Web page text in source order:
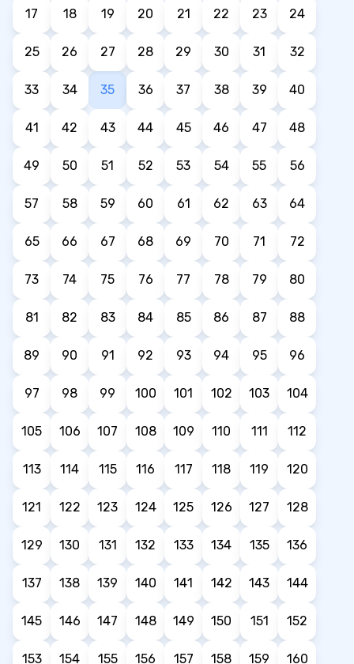
17 18 19 20 21 22 23 24
25 26 27 28 29 30 31 32
33 34 35 36 37 38 39 40
41 42 43 44 45 46 47 48
49 50 51 52 53 54 55 56
57 58 59 60 61 62 63 64
65 66 67 68 69 70 71 72
73 74 75 76 77 78 79 80
81 82 83 84 85 86 87 88
89 90 91 92 93 94 95 96
97 98 99 100 101 102 103 104
105 106 107 108 109 110 111 112
113 114 115 116 117 118 119 120
121 122 123 124 125 126 127 128
129 130 131 132 133 134 135 136
137 138 139 140 141 142 143 144
145 146 147 148 149 150 151 152
153 154 155 156 157 158 159 160